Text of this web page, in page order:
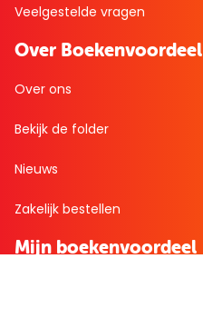
Veelgestelde vragen
Over Boekenvoordeel
Over ons
Bekijk de folder
Nieuws
Zakelijk bestellen
Mijn boekenvoordeel